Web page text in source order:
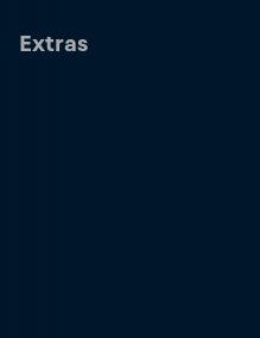
Extras